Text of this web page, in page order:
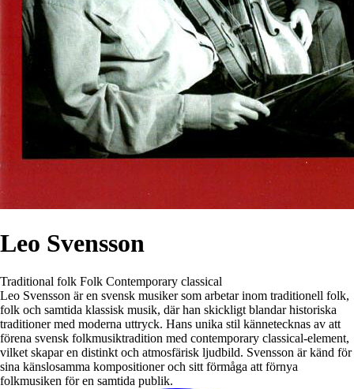
Leo Svensson
Traditional folk Folk Contemporary classical
Leo Svensson är en svensk musiker som arbetar inom traditionell folk,
folk och samtida klassisk musik, där han skickligt blandar historiska
traditioner med moderna uttryck. Hans unika stil kännetecknas av att
förena svensk folkmusiktradition med contemporary classical-element,
vilket skapar en distinkt och atmosfärisk ljudbild. Svensson är känd för
sina känslosamma kompositioner och sitt förmåga att förnya
folkmusiken för en samtida publik.